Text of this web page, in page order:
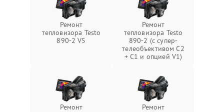
Ремонт
тепловизора Testo
890-2 V5
Ремонт
тепловизора Testo
890-2 (c супер-
телеобъективом C2
+ C1 и опцией V1)
Ремонт
Ремонт